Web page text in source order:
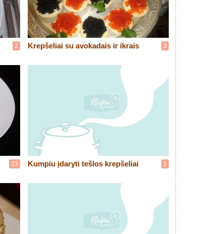
2 Krepšeliai su avokadais ir ikrais 3
23 Kumpiu įdaryti tešlos krepšeliai 1